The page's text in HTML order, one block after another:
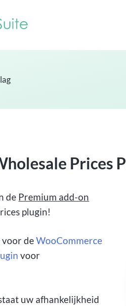
Prices
de Premium add-on
plugin!
voor deWooCommerce
voor
uw afhankelijkheid